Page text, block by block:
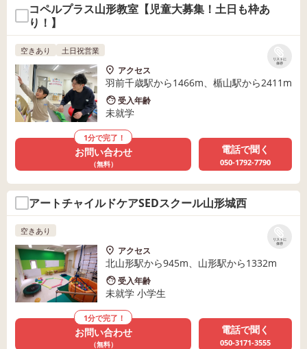
コペルプラス山形教室【児童大募集！土日も枠あ
り！】
リストに
保存
空きあり 土日祝営業
アクセス
羽前千歳駅から1466m、楯山駅から2411m
受入年齢
未就学
1分で完了！
お問い合わせ
（無料）
電話で聞く
050-1792-7790
アートチャイルドケアSEDスクール山形城西
リストに
保存
空きあり
アクセス
北山形駅から945m、山形駅から1332m
受入年齢
未就学 小学生
1分で完了！
お問い合わせ
（無料）
電話で聞く
050-3171-3555